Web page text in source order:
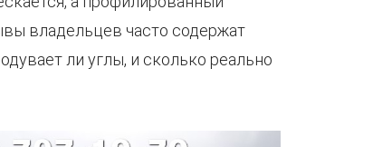
владельцев часто содержат
ли углы, и сколько реально